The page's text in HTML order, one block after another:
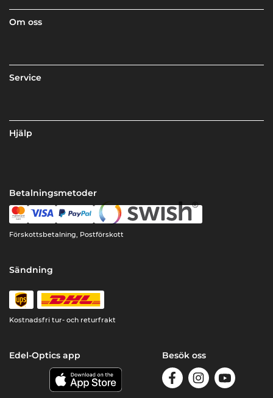
Om oss
Service
Hjälp
Betalningsmetoder
Förskottsbetalning, Postförskott
Sändning
Kostnadsfri tur- och returfrakt
Edel-Optics app Besök oss